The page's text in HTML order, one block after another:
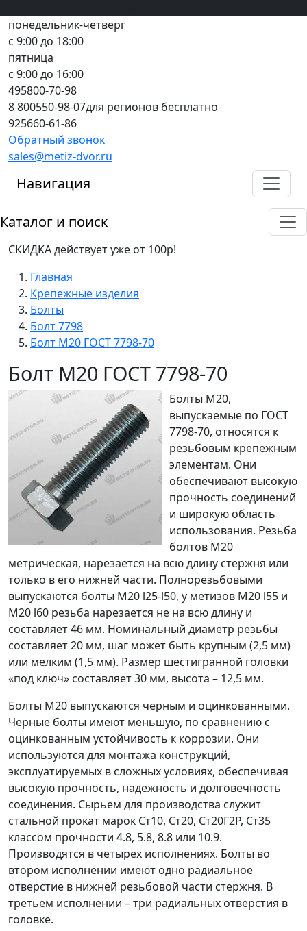
понедельник-четверг
с 9:00 до 18:00
пятница
с 9:00 до 16:00
495800-70-98
8 800550-98-07для регионов бесплатно
925660-61-86
Обратный звонок
sales@metiz-dvor.ru
Навигация
Каталог и поиск
СКИДКА действует уже от 100р!
Главная
Крепежные изделия
Болты
Болт 7798
Болт М20 ГОСТ 7798-70
Болт М20 ГОСТ 7798-70
Болты М20,
выпускаемые по ГОСТ
7798-70, относятся к
резьбовым крепежным
элементам. Они
обеспечивают высокую
прочность соединений
и широкую область
использования. Резьба
болтов М20
метрическая, нарезается на всю длину стержня или
только в его нижней части. Полнорезьбовыми
выпускаются болты М20 l25-l50, у метизов М20 l55 и
М20 l60 резьба нарезается не на всю длину и
составляет 46 мм. Номинальный диаметр резьбы
составляет 20 мм, шаг может быть крупным (2,5 мм)
или мелким (1,5 мм). Размер шестигранной головки
«под ключ» составляет 30 мм, высота – 12,5 мм.
Болты М20 выпускаются черным и оцинкованными.
Черные болты имеют меньшую, по сравнению с
оцинкованным устойчивость к коррозии. Они
используются для монтажа конструкций,
эксплуатируемых в сложных условиях, обеспечивая
высокую прочность, надежность и долговечность
соединения. Сырьем для производства служит
стальной прокат марок Ст10, Ст20, Ст20Г2Р, Ст35
классом прочности 4.8, 5.8, 8.8 или 10.9.
Производятся в четырех исполнениях. Болты во
втором исполнении имеют одно радиальное
отверстие в нижней резьбовой части стержня. В
третьем исполнении – три радиальных отверстия в
головке.